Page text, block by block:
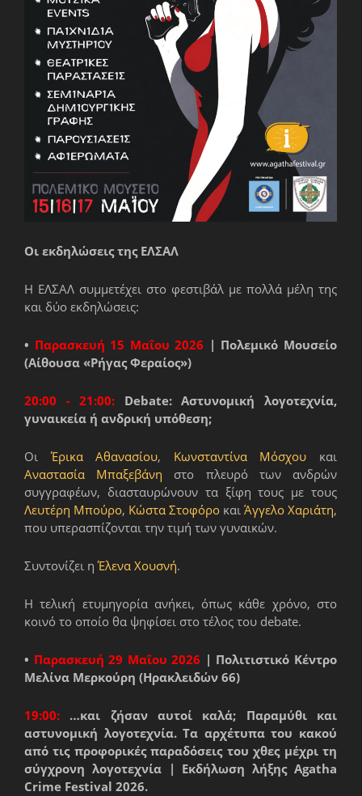
Οι εκδηλώσεις της ΕΛΣΑΛ
Η ΕΛΣΑΛ συμμετέχει στο φεστιβάλ με πολλά μέλη της
και δύο εκδηλώσεις:
• Παρασκευή 15 Μαΐου 2026 | Πολεμικό Μουσείο
(Αίθουσα «Ρήγας Φεραίος»)
20:00 - 21:00: Debate: Αστυνομική λογοτεχνία,
γυναικεία ή ανδρική υπόθεση;
ΟιΈρικα Αθανασίου, Κωνσταντίνα Μόσχου και
Αναστασία Μπαξεβάνη στο πλευρό των ανδρών
συγγραφέων, διασταυρώνουν τα ξίφη τους με τους
Λευτέρη Μπούρο, Κώστα Στοφόρο και Άγγελο Χαριάτη,
που υπερασπίζονται την τιμή των γυναικών.
Συντονίζει ηΈλενα Χουσνή.
Η τελική ετυμηγορία ανήκει, όπως κάθε χρόνο, στο
κοινό το οποίο θα ψηφίσει στο τέλος του debate.
• Παρασκευή 29 Μαΐου 2026 | Πολιτιστικό Κέντρο
Μελίνα Μερκούρη (Ηρακλειδών 66)
19:00: …και ζήσαν αυτοί καλά; Παραμύθι και
αστυνομική λογοτεχνία. Τα αρχέτυπα του κακού
από τις προφορικές παραδόσεις του χθες μέχρι τη
σύγχρονη λογοτεχνία | Εκδήλωση λήξης Agatha
Crime Festival 2026.